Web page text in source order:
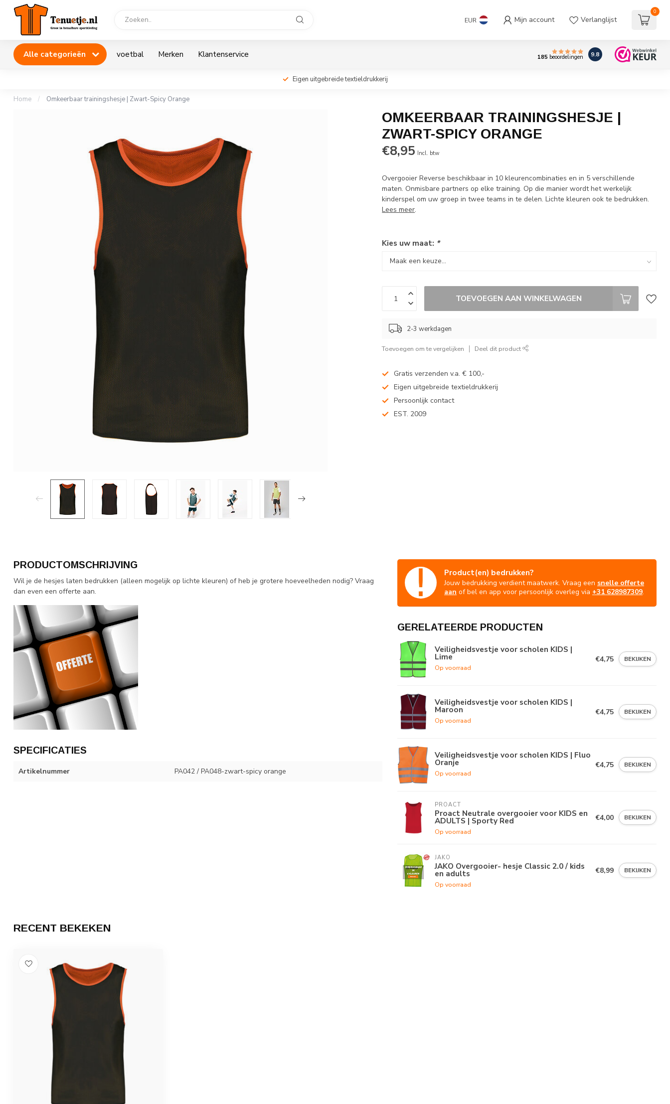
EUR Mijn account Verlanglijst
0
Alle categorieën voetbal Merken Klantenservice 185 beoordelingen 9.8
Eigen uitgebreide textieldrukkerij
Home / Omkeerbaar trainingshesje | Zwart-Spicy Orange
OMKEERBAAR TRAININGSHESJE |
ZWART-SPICY ORANGE
€8,95 Incl. btw
Overgooier Reverse beschikbaar in 10 kleurencombinaties en in 5 verschillende
maten. Onmisbare partners op elke training. Op die manier wordt het werkelijk
kinderspel om uw groep in twee teams in te delen. Lichte kleuren ook te bedrukken.
Lees meer.
Kies uw maat: *
TOEVOEGEN AAN WINKELWAGEN
2-3 werkdagen
Toevoegen om te vergelijken Deel dit product
Gratis verzenden v.a. € 100,-
Eigen uitgebreide textieldrukkerij
Persoonlijk contact
EST. 2009
PRODUCTOMSCHRIJVING
Wil je de hesjes laten bedrukken (alleen mogelijk op lichte kleuren) of heb je grotere hoeveelheden nodig? Vraag
dan even een offerte aan.
SPECIFICATIES
Artikelnummer PA042 / PA048-zwart-spicy orange
Product(en) bedrukken?
Jouw bedrukking verdient maatwerk. Vraag een snelle offerte
aan of bel en app voor persoonlijk overleg via +31 628987309.
GERELATEERDE PRODUCTEN
Veiligheidsvestje voor scholen KIDS |
Lime
Op voorraad
€4,75 BEKIJKEN
Veiligheidsvestje voor scholen KIDS |
Maroon
Op voorraad
€4,75 BEKIJKEN
Veiligheidsvestje voor scholen KIDS | Fluo
Oranje
Op voorraad
€4,75 BEKIJKEN
PROACT
Proact Neutrale overgooier voor KIDS en
ADULTS | Sporty Red
Op voorraad
€4,00 BEKIJKEN
JAKO
JAKO Overgooier- hesje Classic 2.0 / kids
en adults
Op voorraad
€8,99 BEKIJKEN
RECENT BEKEKEN